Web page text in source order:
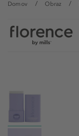
Domov Obraz